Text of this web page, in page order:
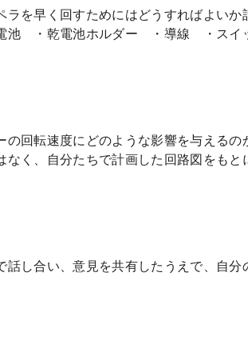
を早く回すためにはどうすればよいか
池 ・乾電池ホルダー ・導線 ・スイ
回転速度にどのような影響を与えるの
なく、自分たちで計画した回路図をも
話し合い、意見を共有したうえで、自